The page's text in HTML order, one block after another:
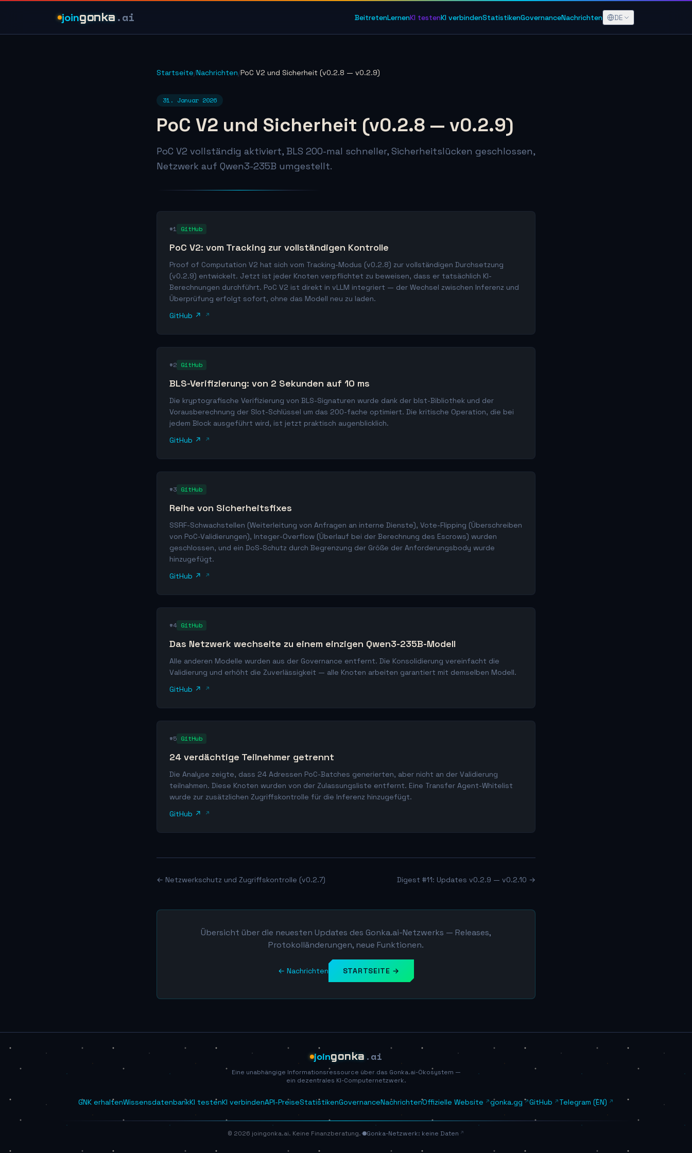
joingonka .ai BeitretenLernenKI testenKI verbindenStatistikenGovernanceNachrichten DE
Startseite/Nachrichten/PoC V2 und Sicherheit (v0.2.8 — v0.2.9)
31. Januar 2026
PoC V2 und Sicherheit (v0.2.8 — v0.2.9)
PoC V2 vollständig aktiviert, BLS 200-mal schneller, Sicherheitslücken geschlossen,
Netzwerk auf Qwen3-235B umgestellt.
#1 GitHub
PoC V2: vom Tracking zur vollständigen Kontrolle
Proof of Computation V2 hat sich vom Tracking-Modus (v0.2.8) zur vollständigen Durchsetzung
(v0.2.9) entwickelt. Jetzt ist jeder Knoten verpflichtet zu beweisen, dass er tatsächlich KI-
Berechnungen durchführt. PoC V2 ist direkt in vLLM integriert — der Wechsel zwischen Inferenz und
Überprüfung erfolgt sofort, ohne das Modell neu zu laden.
GitHub ↗
#2 GitHub
BLS-Verifizierung: von 2 Sekunden auf 10 ms
Die kryptografische Verifizierung von BLS-Signaturen wurde dank der blst-Bibliothek und der
Vorausberechnung der Slot-Schlüssel um das 200-fache optimiert. Die kritische Operation, die bei
jedem Block ausgeführt wird, ist jetzt praktisch augenblicklich.
GitHub ↗
#3 GitHub
Reihe von Sicherheitsfixes
SSRF-Schwachstellen (Weiterleitung von Anfragen an interne Dienste), Vote-Flipping (Überschreiben
von PoC-Validierungen), Integer-Overflow (Überlauf bei der Berechnung des Escrows) wurden
geschlossen, und ein DoS-Schutz durch Begrenzung der Größe der Anforderungsbody wurde
hinzugefügt.
GitHub ↗
#4 GitHub
Das Netzwerk wechselte zu einem einzigen Qwen3-235B-Modell
Alle anderen Modelle wurden aus der Governance entfernt. Die Konsolidierung vereinfacht die
Validierung und erhöht die Zuverlässigkeit — alle Knoten arbeiten garantiert mit demselben Modell.
GitHub ↗
#5 GitHub
24 verdächtige Teilnehmer getrennt
Die Analyse zeigte, dass 24 Adressen PoC-Batches generierten, aber nicht an der Validierung
teilnahmen. Diese Knoten wurden von der Zulassungsliste entfernt. Eine Transfer Agent-Whitelist
wurde zur zusätzlichen Zugriffskontrolle für die Inferenz hinzugefügt.
GitHub ↗
← Netzwerkschutz und Zugriffskontrolle (v0.2.7) Digest #11: Updates v0.2.9 — v0.2.10 →
Übersicht über die neuesten Updates des Gonka.ai-Netzwerks — Releases,
Protokolländerungen, neue Funktionen.
← Nachrichten STARTSEITE →
joingonka .ai
Eine unabhängige Informationsressource über das Gonka.ai-Ökosystem —
ein dezentrales KI-Computernetzwerk.
GNK erhaltenWissensdatenbankKI testenKI verbindenAPI-PreiseStatistikenGovernanceNachrichtenOffizielle Website gonka.gg GitHub Telegram (EN)
© 2026 joingonka.ai. Keine Finanzberatung.· Gonka-Netzwerk: keine Daten